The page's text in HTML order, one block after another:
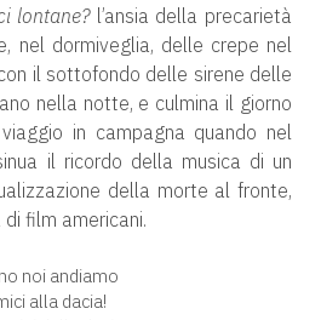
lontane?l’ansia della precarietà
nel dormiveglia, delle crepe nel
il sottofondo delle sirene delle
nella notte, e culmina il giorno
in campagna quando nel
il ricordo della musica di un
della morte al fronte,
film americani.
noi andiamo
alla dacia!